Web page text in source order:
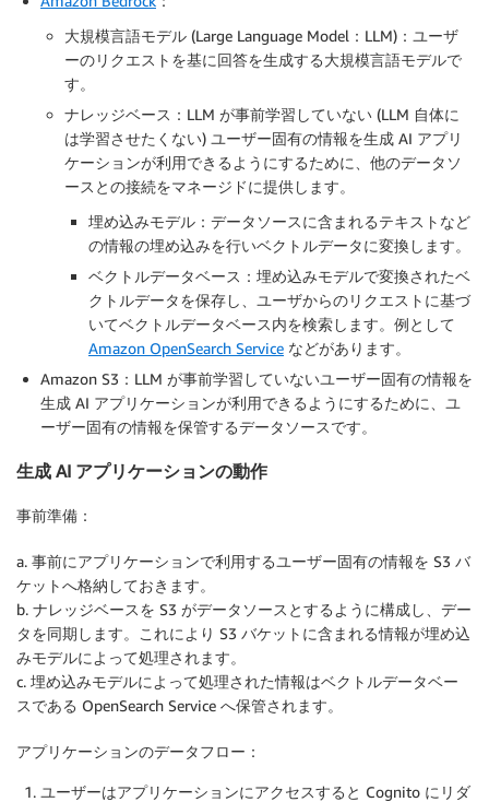
大規模言語モデル (Large Language Model：LLM)：ユーザ
ーのリクエストを基に回答を生成する大規模言語モデルで
す。
ナレッジベース：LLM が事前学習していない (LLM 自体に
は学習させたくない) ユーザー固有の情報を生成 AI アプリ
ケーションが利用できるようにするために、他のデータソ
ースとの接続をマネージドに提供します。
埋め込みモデル：データソースに含まれるテキストなど
の情報の埋め込みを行いベクトルデータに変換します。
ベクトルデータベース：埋め込みモデルで変換されたベ
クトルデータを保存し、ユーザからのリクエストに基づ
いてベクトルデータベース内を検索します。例として
Amazon OpenSearch Service などがあります。
Amazon S3：LLM が事前学習していないユーザー固有の情報を
生成 AI アプリケーションが利用できるようにするために、ユ
ーザー固有の情報を保管するデータソースです。
生成 AI アプリケーションの動作
事前準備：
a. 事前にアプリケーションで利用するユーザー固有の情報を S3 バ
ケットへ格納しておきます。
b. ナレッジベースを S3 がデータソースとするように構成し、デー
タを同期します。これにより S3 バケットに含まれる情報が埋め込
みモデルによって処理されます。
c. 埋め込みモデルによって処理された情報はベクトルデータベー
スである OpenSearch Service へ保管されます。
アプリケーションのデータフロー：
ユーザーはアプリケーションにアクセスすると Cognito にリダ